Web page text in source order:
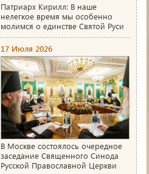
Патриарх Кирилл: В наше
нелегкое время мы особенно
молимся о единстве Святой Руси
17 Июля 2026
В Москве состоялось очередное
заседание Священного Синода
Русской Православной Церкви